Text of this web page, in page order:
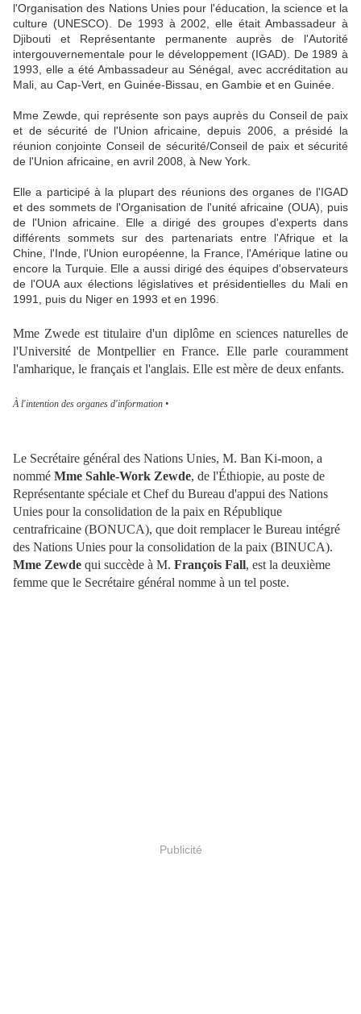
l'Organisation des Nations Unies pour l'éducation, la science et la
culture (UNESCO). De 1993 à 2002, elle était Ambassadeur à
Djibouti et Représentante permanente auprès de l'Autorité
intergouvernementale pour le développement (IGAD). De 1989 à
1993, elle a été Ambassadeur au Sénégal, avec accréditation au
Mali, au Cap-Vert, en Guinée-Bissau, en Gambie et en Guinée.
Mme Zewde, qui représente son pays auprès du Conseil de paix
et de sécurité de l'Union africaine, depuis 2006, a présidé la
réunion conjointe Conseil de sécurité/Conseil de paix et sécurité
de l'Union africaine, en avril 2008, à New York.
Elle a participé à la plupart des réunions des organes de l'IGAD
et des sommets de l'Organisation de l'unité africaine (OUA), puis
de l'Union africaine. Elle a dirigé des groupes d'experts dans
différents sommets sur des partenariats entre l'Afrique et la
Chine, l'Inde, l'Union européenne, la France, l'Amérique latine ou
encore la Turquie. Elle a aussi dirigé des équipes d'observateurs
de l'OUA aux élections législatives et présidentielles du Mali en
1991, puis du Niger en 1993 et en 1996.
Mme Zwede est titulaire d'un diplôme en sciences naturelles de
l'Université de Montpellier en France. Elle parle couramment
l'amharique, le français et l'anglais. Elle est mère de deux enfants.
À l'intention des organes d'information •
Le Secrétaire général des Nations Unies, M. Ban Ki-moon, a
nommé Mme Sahle-Work Zewde, de l'Éthiopie, au poste de
Représentante spéciale et Chef du Bureau d'appui des Nations
Unies pour la consolidation de la paix en République
centrafricaine (BONUCA), que doit remplacer le Bureau intégré
des Nations Unies pour la consolidation de la paix (BINUCA).
Mme Zewde qui succède à M. François Fall, est la deuxième
femme que le Secrétaire général nomme à un tel poste.
Publicité